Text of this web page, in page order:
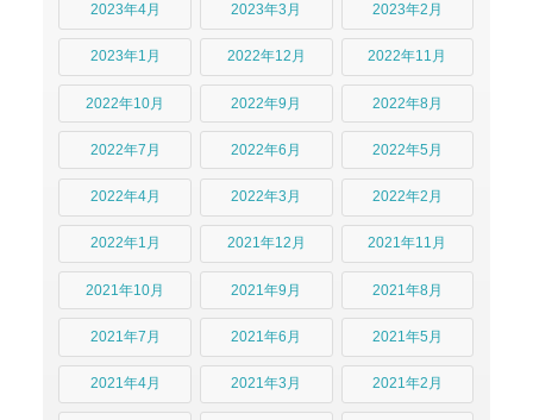
2023年4月 2023年3月 2023年2月
2023年1月 2022年12月 2022年11月
2022年10月 2022年9月 2022年8月
2022年7月 2022年6月 2022年5月
2022年4月 2022年3月 2022年2月
2022年1月 2021年12月 2021年11月
2021年10月 2021年9月 2021年8月
2021年7月 2021年6月 2021年5月
2021年4月 2021年3月 2021年2月